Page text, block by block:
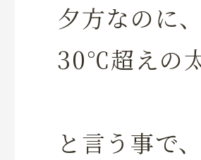
夕方なのに
30℃超えの
と言う事で